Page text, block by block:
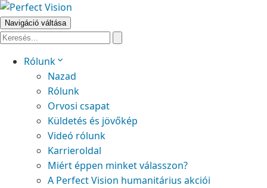
Navigáció váltása
Rólunk
Nazad
Rólunk
Orvosi csapat
Küldetés és jövőkép
Videó rólunk
Karrieroldal
Miért éppen minket válasszon?
A Perfect Vision humanitárius akciói